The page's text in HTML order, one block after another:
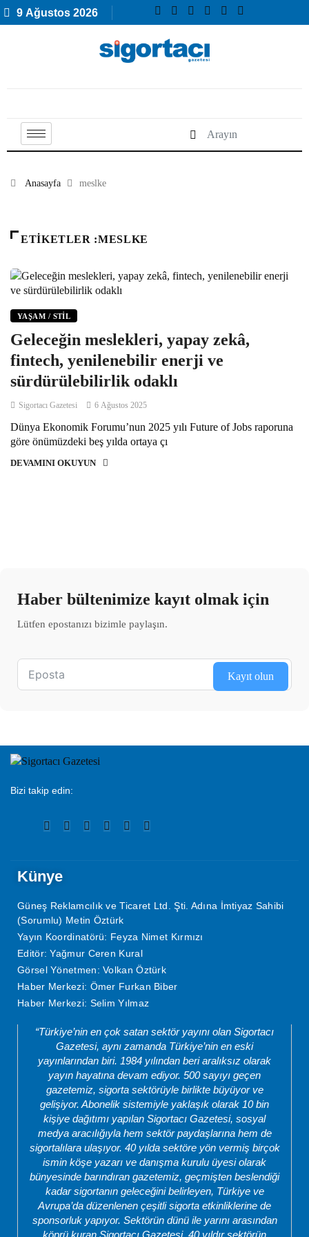
9 Ağustos 2026
Anasayfa meslke
ETIKETLER :MESLKE
YAŞAM / STIL
Geleceğin meslekleri, yapay zekâ,
fintech, yenilenebilir enerji ve
sürdürülebilirlik odaklı
Sigortacı Gazetesi 6 Ağustos 2025
Dünya Ekonomik Forumu’nun 2025 yılı Future of Jobs raporuna
göre önümüzdeki beş yılda ortaya çı
DEVAMINI OKUYUN
Haber bültenimize kayıt olmak için
Lütfen epostanızı bizimle paylaşın.
Kayıt olun
Bizi takip edin:
Künye
Güneş Reklamcılık ve Ticaret Ltd. Şti. Adına İmtiyaz Sahibi
(Sorumlu) Metin Öztürk
Yayın Koordinatörü: Feyza Nimet Kırmızı
Editör: Yağmur Ceren Kural
Görsel Yönetmen: Volkan Öztürk
Haber Merkezi: Ömer Furkan Biber
Haber Merkezi: Selim Yılmaz
“Türkiye’nin en çok satan sektör yayını olan Sigortacı
Gazetesi, aynı zamanda Türkiye’nin en eski
yayınlarından biri. 1984 yılından beri aralıksız olarak
yayın hayatına devam ediyor. 500 sayıyı geçen
gazetemiz, sigorta sektörüyle birlikte büyüyor ve
gelişiyor. Abonelik sistemiyle yaklaşık olarak 10 bin
kişiye dağıtımı yapılan Sigortacı Gazetesi, sosyal
medya aracılığıyla hem sektör paydaşlarına hem de
sigortalılara ulaşıyor. 40 yılda sektöre yön vermiş birçok
ismin köşe yazarı ve danışma kurulu üyesi olarak
bünyesinde barındıran gazetemiz, geçmişten beslendiği
kadar sigortanın geleceğini belirleyen, Türkiye ve
Avrupa’da düzenlenen çeşitli sigorta etkinliklerine de
sponsorluk yapıyor. Sektörün dünü ile yarını arasından
köprü kuran Sigortacı Gazetesi, 40 yıldır sektörün